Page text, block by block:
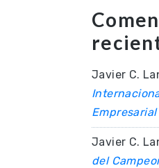
Javier C.
Empresarial
Javier C.
del